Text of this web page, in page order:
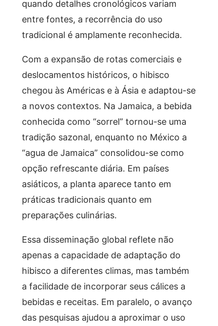
quando detalhes cronológicos variam
entre fontes, a recorrência do uso
tradicional é amplamente reconhecida.
Com a expansão de rotas comerciais e
deslocamentos históricos, o hibisco
chegou às Américas e à Ásia e adaptou-se
a novos contextos. Na Jamaica, a bebida
conhecida como “sorrel” tornou-se uma
tradição sazonal, enquanto no México a
“agua de Jamaica” consolidou-se como
opção refrescante diária. Em países
asiáticos, a planta aparece tanto em
práticas tradicionais quanto em
preparações culinárias.
Essa disseminação global reflete não
apenas a capacidade de adaptação do
hibisco a diferentes climas, mas também
a facilidade de incorporar seus cálices a
bebidas e receitas. Em paralelo, o avanço
das pesquisas ajudou a aproximar o uso